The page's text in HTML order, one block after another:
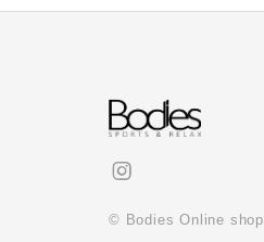
© Bodies Online shop